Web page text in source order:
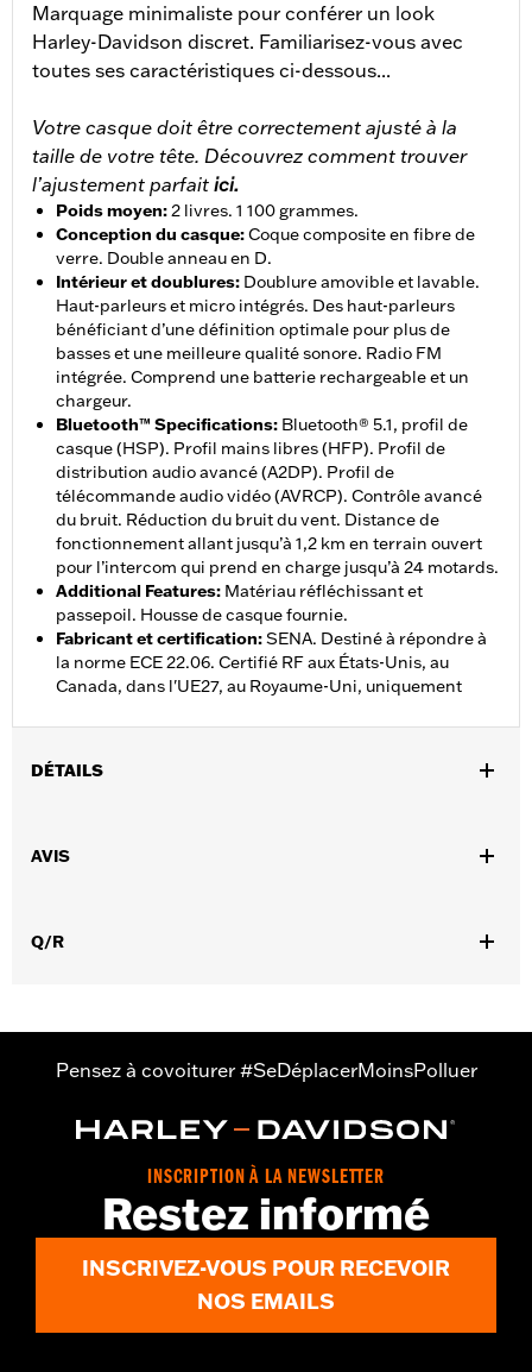
Marquage minimaliste pour conférer un look
Harley-Davidson discret. Familiarisez-vous avec
toutes ses caractéristiques ci-dessous...
Votre casque doit être correctement ajusté à la
taille de votre tête. Découvrez comment trouver
l’ajustement parfait ici.
Poids moyen:2 livres. 1 100 grammes.
Conception du casque:Coque composite en fibre de
verre. Double anneau en D.
Intérieur et doublures: Doublure amovible et lavable.
Haut-parleurs et micro intégrés. Des haut-parleurs
bénéficiant d’une définition optimale pour plus de
basses et une meilleure qualité sonore. Radio FM
intégrée. Comprend une batterie rechargeable et un
chargeur.
Bluetooth™ Specifications: Bluetooth® 5.1, profil de
casque (HSP). Profil mains libres (HFP). Profil de
distribution audio avancé (A2DP). Profil de
télécommande audio vidéo (AVRCP). Contrôle avancé
du bruit. Réduction du bruit du vent. Distance de
fonctionnement allant jusqu’à 1,2 km en terrain ouvert
pour l’intercom qui prend en charge jusqu’à 24 motards.
Additional Features: Matériau réfléchissant et
passepoil. Housse de casque fournie.
Fabricant et certification:SENA. Destiné à répondre à
la norme ECE 22.06. Certifié RF aux États-Unis, au
Canada, dans l'UE27, au Royaume-Uni, uniquement
DÉTAILS
Caractéristiques fonctionnelles:
GARANTIE:
www.h-
AVIS
Q/R
Pensez à covoiturer #SeDéplacerMoinsPolluer
INSCRIPTION À LA NEWSLETTER
Restez informé
INSCRIVEZ-VOUS POUR RECEVOIR
NOS EMAILS